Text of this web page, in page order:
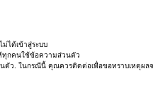
ได้เข้าสู่ระบบ
ทุกคนใช้ข้อความส่วนตัว
. ในกรณีนี้ คุณควรติดต่อเพื่อขอทราบเหตุผลจ